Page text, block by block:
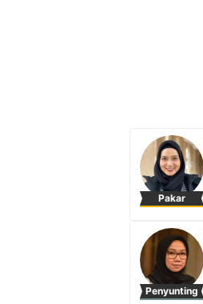
Pakar
Penyunting